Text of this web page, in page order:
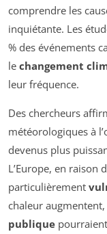
comprendre les
inquiétante. Les
% des événements
le changement
leur fréquence.
Des chercheurs
météorologiques à
devenus plus
L’Europe, en raison
particulièrement
chaleur
publique